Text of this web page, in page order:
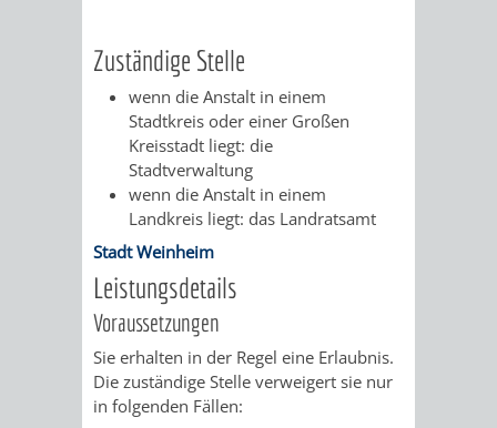
VERMIETE
DOCH
AN
DEINE
STADT
WIEDERVERMIETUNGSPRÄMIE
Zuständige Stelle
wenn die Anstalt in einem
Stadtkreis oder einer Großen
Kreisstadt liegt: die
Stadtverwaltung
wenn die Anstalt in einem
Landkreis liegt: das Landratsamt
Stadt Weinheim
Leistungsdetails
Voraussetzungen
Sie erhalten in der Regel eine Erlaubnis.
Die zuständige Stelle verweigert sie nur
in folgenden Fällen: